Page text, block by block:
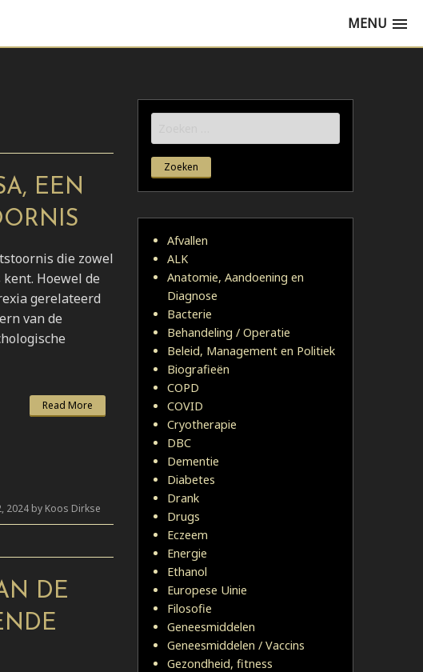
MENU
EEN
die zowel
Hoewel de
gerelateerd
van de
Read More
2024 by Koos Dirkse
DE
naar:
Afvallen
ALK
Anatomie, Aandoening en
Diagnose
Bacterie
Behandeling / Operatie
Beleid, Management en Politiek
Biografieën
COPD
COVID
Cryotherapie
DBC
Dementie
Diabetes
Drank
Drugs
Eczeem
Energie
Ethanol
Europese Uinie
Filosofie
Geneesmiddelen
Geneesmiddelen / Vaccins
Gezondheid, fitness